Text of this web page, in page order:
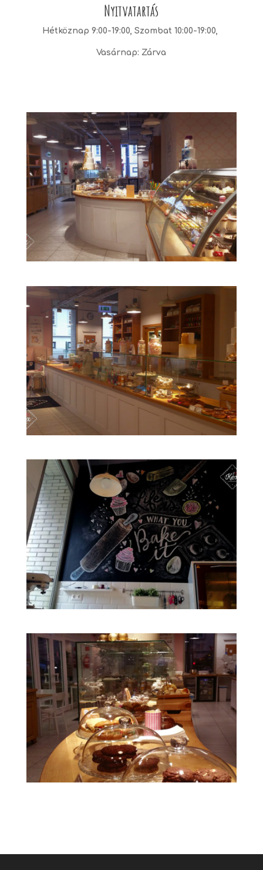
Nyitvatartás
Hétköznap 9:00-19:00, Szombat 10:00-19:00,
Vasárnap: Zárva